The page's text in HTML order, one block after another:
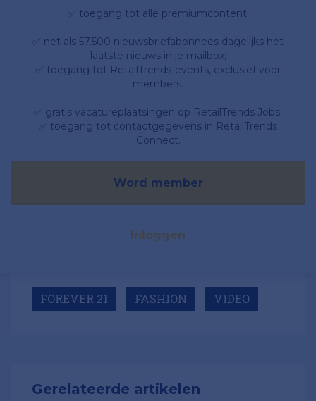
✅ toegang tot alle premiumcontent;
✅ net als 57.500 nieuwsbriefabonnees dagelijks het
laatste nieuws in je mailbox;
✅ toegang tot RetailTrends-events, exclusief voor
members.
✅ gratis vacatureplaatsingen op RetailTrends Jobs;
✅ toegang tot contactgegevens in RetailTrends
Connect.
Word member
Inloggen
FOREVER 21 FASHION VIDEO
Gerelateerde artikelen